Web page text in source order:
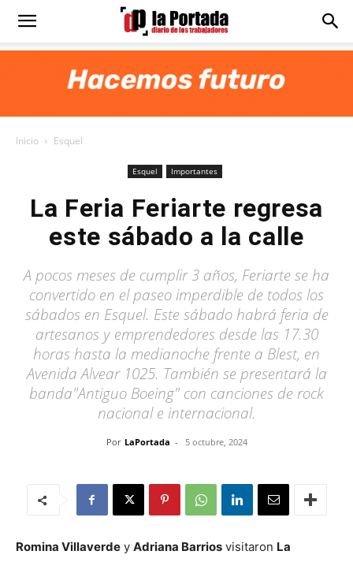
Diario
Inicio Esquel
Esquel Importantes
La Feria Feriarte regresa
este sábado a la calle
A pocos meses de cumplir 3 años, Feriarte se ha
convertido en el paseo imperdible de todos los
sábados en Esquel. Este sábado habrá feria de
artesanos y emprendedores desde las 17.30
horas hasta la medianoche frente a Blest, en
Avenida Alvear 1025. También se presentará la
banda"Antiguo Boeing" con canciones de rock
nacional e internacional.
Por LaPortada - 5 octubre, 2024
Romina Villaverde y Adriana Barrios visitaron La